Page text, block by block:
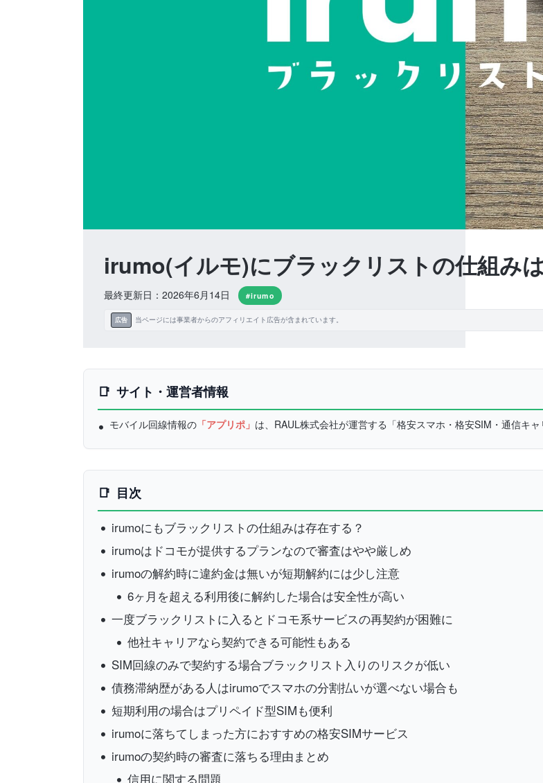
irumo(イルモ)にブラックリストの仕組み
最終更新日：2026年6月14日 #irumo
広告 当ページには事業者からのアフィリエイト広告が含まれています。
サイト・運営者情報
モバイル回線情報の 「アプリポ」 は、RAUL株式会社が運営する「格安スマホ・格安SIM・通信キ
目次
irumoにもブラックリストの仕組みは存在する？
irumoはドコモが提供するプランなので審査はやや厳しめ
irumoの解約時に違約金は無いが短期解約には少し注意
6ヶ月を超える利用後に解約した場合は安全性が高い
一度ブラックリストに入るとドコモ系サービスの再契約が困難に
他社キャリアなら契約できる可能性もある
SIM回線のみで契約する場合ブラックリスト入りのリスクが低い
債務滞納歴がある人はirumoでスマホの分割払いが選べない場合も
短期利用の場合はプリペイド型SIMも便利
irumoに落ちてしまった方におすすめの格安SIMサービス
irumoの契約時の審査に落ちる理由まとめ
信用に関する問題